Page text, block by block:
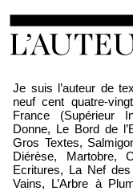
Je suis l’auteur de
neuf cent quatre-
France (Supérieur
Donne, Le Bord de
Gros Textes,
Diérèse, Martobre,
Ecritures, La Nef
Vains, L’Arbre à